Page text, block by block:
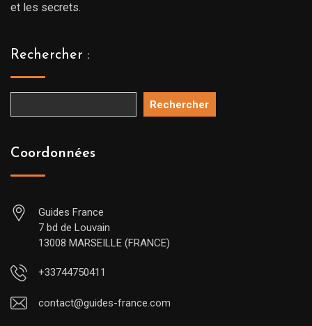
et les secrets.
Rechercher :
Rechercher
Coordonnées
Guides France
7 bd de Louvain
13008 MARSEILLE (FRANCE)
+33744750411
contact@guides-france.com